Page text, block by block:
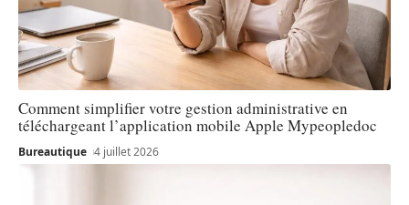
Comment simplifier votre gestion administrative en
téléchargeant l’application mobile Apple Mypeopledoc
Bureautique 4 juillet 2026